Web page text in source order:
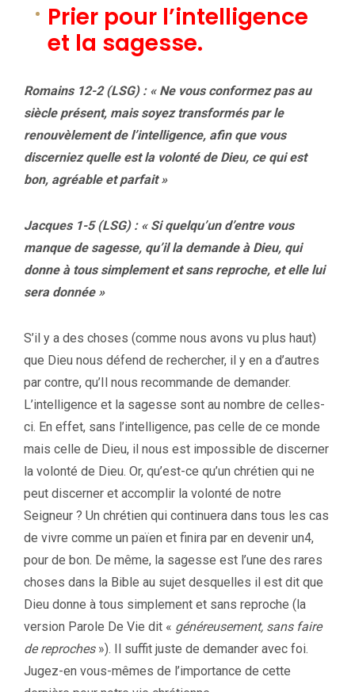
Prier pour l’intelligence
et la sagesse.
Romains 12-2 (LSG) : « Ne vous conformez pas au
siècle présent, mais soyez transformés par le
renouvèlement de l’intelligence, afin que vous
discerniez quelle est la volonté de Dieu, ce qui est
bon, agréable et parfait »
Jacques 1-5 (LSG) : « Si quelqu’un d’entre vous
manque de sagesse, qu’il la demande à Dieu, qui
donne à tous simplement et sans reproche, et elle lui
sera donnée »
S’il y a des choses (comme nous avons vu plus haut)
que Dieu nous défend de rechercher, il y en a d’autres
par contre, qu’Il nous recommande de demander.
L’intelligence et la sagesse sont au nombre de celles-
ci. En effet, sans l’intelligence, pas celle de ce monde
mais celle de Dieu, il nous est impossible de discerner
la volonté de Dieu. Or, qu’est-ce qu’un chrétien qui ne
peut discerner et accomplir la volonté de notre
Seigneur ? Un chrétien qui continuera dans tous les cas
de vivre comme un païen et finira par en devenir un4,
pour de bon. De même, la sagesse est l’une des rares
choses dans la Bible au sujet desquelles il est dit que
Dieu donne à tous simplement et sans reproche (la
version Parole De Vie dit « généreusement, sans faire
de reproches»). Il suffit juste de demander avec foi.
Jugez-en vous-mêmes de l’importance de cette